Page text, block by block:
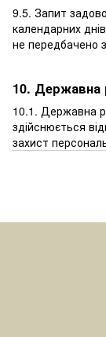
9.5. Запит
календарних
не передбачено
10. Державна
10.1. Державна
здійснюється
захист